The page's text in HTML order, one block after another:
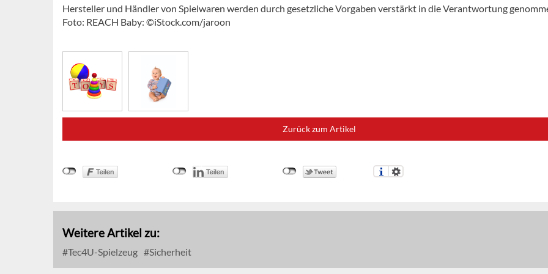
Hersteller und Händler von Spielwaren werden durch gesetzliche Vorgaben verstärkt in die Verantwortung
Foto: REACH Baby: ©iStock.com/jaroon
Zurück zum Artikel
Weitere Artikel zu:
Tec4U-Spielzeug Sicherheit